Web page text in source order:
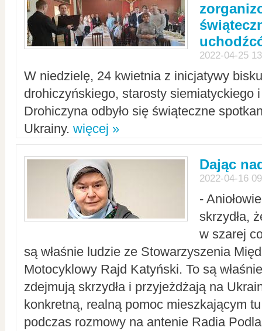
2022-04-25
W niedzielę, 24 kwietnia z inicjatywy
drohiczyńskiego, starosty siemiatyckiego
Drohiczyna odbyło się świąteczne
Ukrainy. więcej »
Dając
2022-04-16
-
skrzydła,
w szarej
są właśnie ludzie ze Stowarzyszenia
Motocyklowy Rajd Katyński. To są
zdejmują skrzydła i przyjeżdżają na
konkretną, realną pomoc mieszkającym
podczas rozmowy na antenie Radia